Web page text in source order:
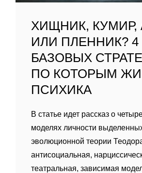
ХИЩНИК, КУМИР,
ИЛИ ПЛЕННИК? 4
БАЗОВЫХ
ПО КОТОРЫМ
ПСИХИКА
В статье идет рассказ о
моделях личности
эволюционной теории
антисоциальная,
театральная, зависимая